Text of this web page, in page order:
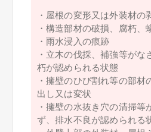
・屋根の変形又は外装材の
・構造部材の破損、腐朽、
・雨水浸入の痕跡
・立木の伐採、補強等がな
朽が認められる状態
・擁壁のひび割れ等の部材
出し又は変状
・擁壁の水抜き穴の清掃等
ず、排水不良が認められる